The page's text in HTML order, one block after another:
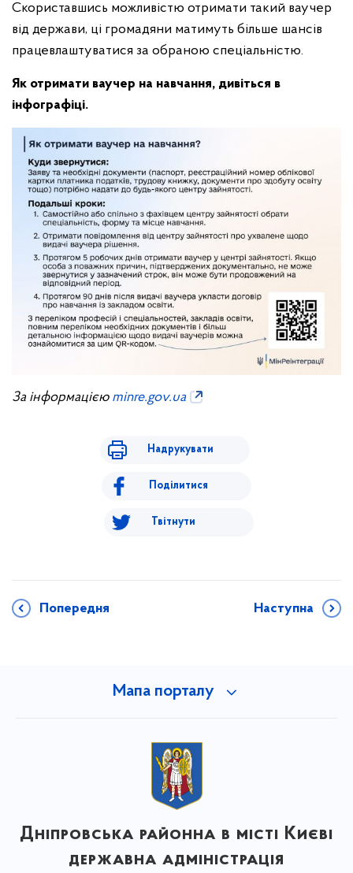
Скориставшись можливістю отримати такий ваучер
від держави, ці громадяни матимуть більше шансів
працевлаштуватися за обраною спеціальністю.
Як отримати ваучер на навчання, дивіться в
інфографіці.
За інформацією minre.gov.ua
Надрукувати
Поділитися
Твітнути
Попередня Наступна
Мапа порталу
Дніпровська районна в місті Києві
державна адміністрація